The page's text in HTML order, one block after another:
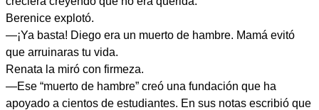
Berenice explotó.
—¡Ya basta! Diego era un muerto de hambre. Mamá evitó
que arruinaras tu vida.
Renata la miró con firmeza.
—Ese “muerto de hambre” creó una fundación que ha
apoyado a cientos de estudiantes. En sus notas escribió que